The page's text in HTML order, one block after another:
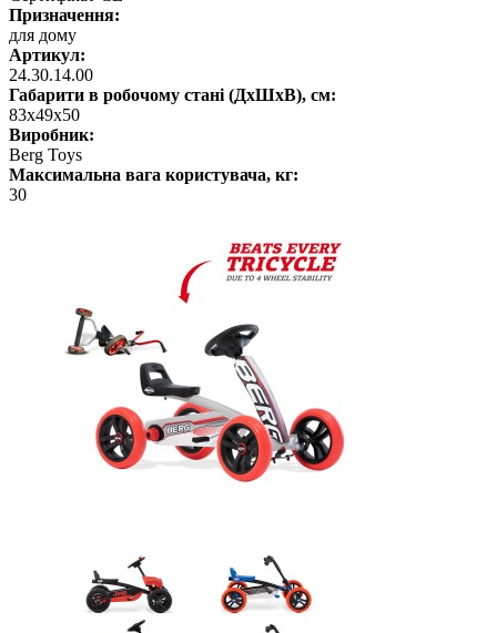
Призначення:
для дому
Артикул:
24.30.14.00
Габарити в робочому стані (ДхШхВ), см:
83x49x50
Виробник:
Berg Toys
Максимальна вага користувача, кг:
30